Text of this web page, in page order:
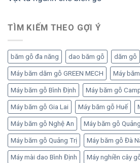
TÌM KIẾM THEO GỢI Ý
băm gỗ đa năng dao băm gỗ dăm gỗ
Máy băm dăm gỗ GREEN MECH Máy
Máy băm gỗ Bình Định Máy băm gỗ
Máy băm gỗ Gia Lai Máy băm gỗ Huế
Máy băm gỗ Nghệ An Máy băm gỗ
Máy băm gỗ Quảng Trị Máy băm gỗ Đà
Máy mài dao Bình Định Máy nghiền cây